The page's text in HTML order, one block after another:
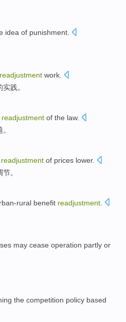
idea of punishment.
readjustment work
践。
readjustment of the law.
。
readjustment of prices lower.
。
rural benefit readjustment
may cease operation partly or
the competition policy based